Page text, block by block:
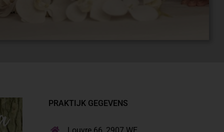
PRAKTIJK GEGEVENS